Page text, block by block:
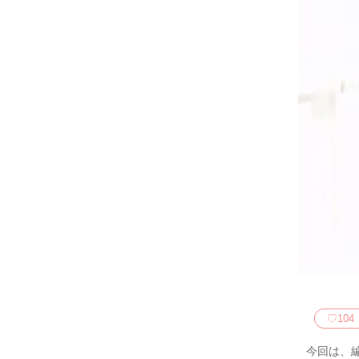
♡104
今回は、